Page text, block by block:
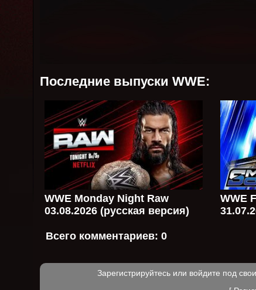
Последние выпуски WWE:
WWE Monday Night Raw
03.08.2026 (русская версия)
WWE
Всего комментариев: 0
Зарегистрируйтесь или войдите под